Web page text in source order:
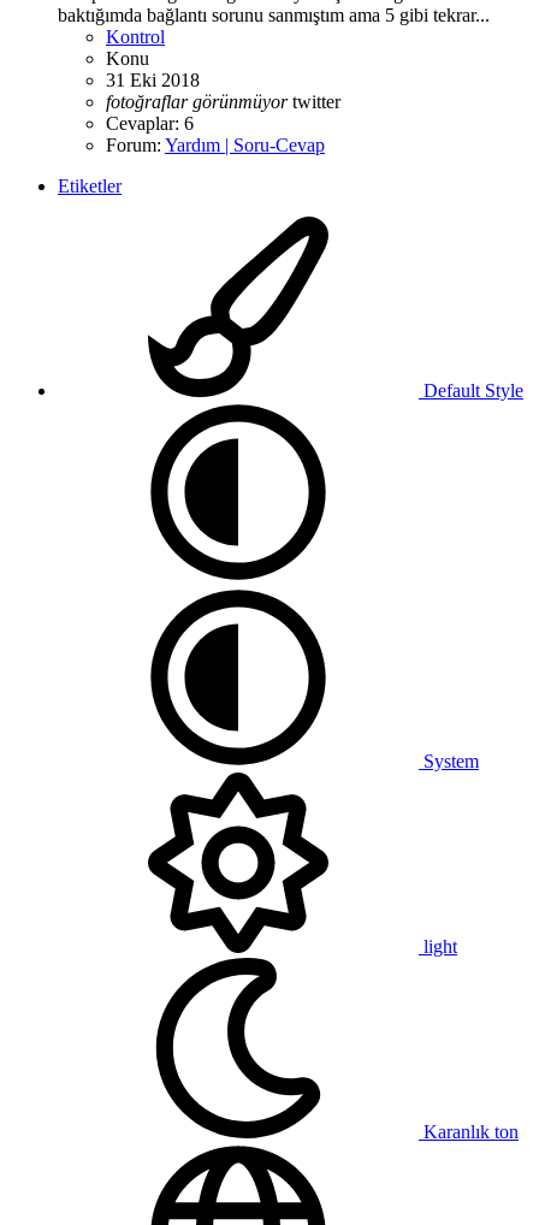
baktığımda bağlantı sorunu sanmıştım ama 5 gibi tekrar...
Kontrol
Konu
31 Eki 2018
fotoğraflar görünmüyor twitter
Cevaplar: 6
Forum: Yardım | Soru-Cevap
Etiketler
Default Style
System
light
Karanlık ton